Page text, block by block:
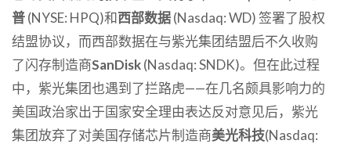
普(NYSE: HPQ)和西部数据(Nasdaq: WD) 签署了股权
结盟协议，而西部数据在与紫光集团结盟后不久收购
了闪存制造商SanDisk(Nasdaq: SNDK)。但在此过程
中，紫光集团也遇到了拦路虎——在几名颇具影响力的
美国政治家出于国家安全理由表达反对意见后，紫光
集团放弃了对美国存储芯片制造商美光科技(Nasdaq: